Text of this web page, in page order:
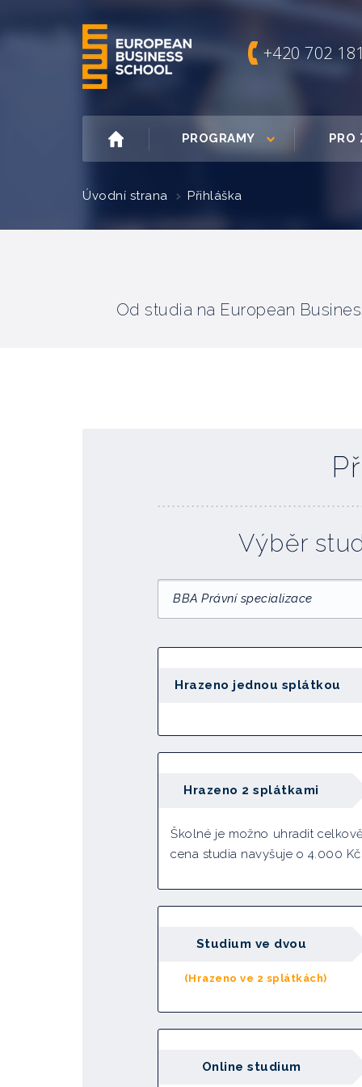
+420 702
PROGRAMY PRO
Úvodní strana Přihláška
Od studia na European
Výběr
BBA Právní specializace
Hrazeno jednou splátkou
Hrazeno 2 splátkami
Školné je možno uhradit
cena studia navyšuje o 4.000
Studium ve dvou
(Hrazeno ve 2 splátkách)
Online studium